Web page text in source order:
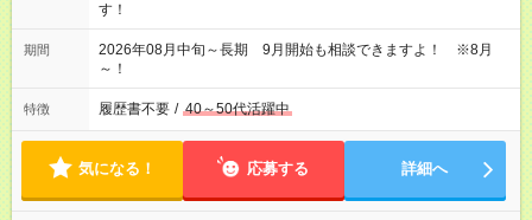
す！
期間
2026年08月中旬～長期 9月開始も相談できますよ！ ※8月
～！
特徴 履歴書不要 / 40～50代活躍中
気になる！ 応募する 詳細へ